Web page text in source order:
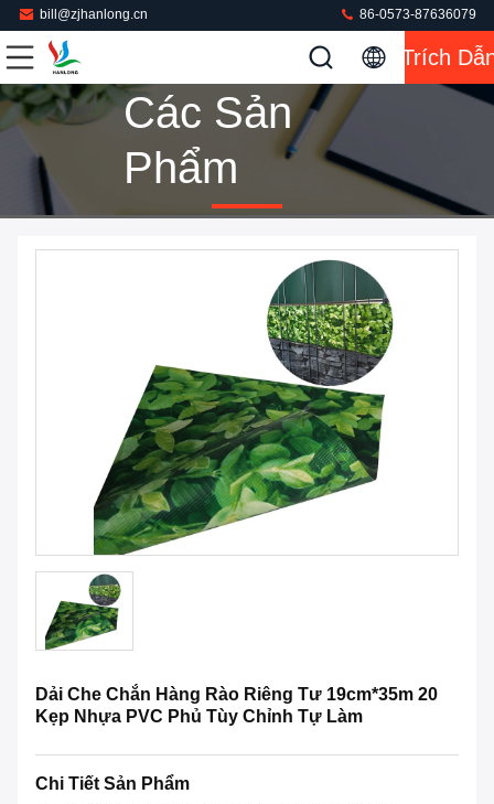
bill@zjhanlong.cn 86-0573-87636079
Trích
Các Sản
Phẩm
Dải Che Chắn Hàng Rào Riêng Tư 19cm*35m 20
Kẹp Nhựa PVC Phủ Tùy Chỉnh Tự Làm
Chi Tiết Sản Phẩm